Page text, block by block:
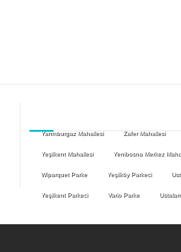
Yarımburgaz Mahallesi Zafer Mahallesi
Yeşilkent Mahallesi Yenibosna Merkez
Wiparquet Parke Yeşilköy Parkeci
Yeşilkent Parkeci Vario Parke Ustaları